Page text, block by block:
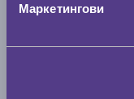
Маркетингови